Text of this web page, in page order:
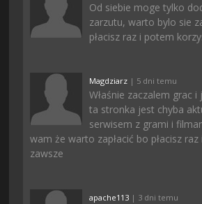
Od siebie moge tylko
zarzutu, warto bylo sie
płacisz raz i potem
Magdziarz | 5 dni temu
Właśnie zaczalem grac i
ta stronka jest chyba
serwisem z grami i
wam że warto zapłacić bo płacisz
zawsze
apache113 | 3 dni temu